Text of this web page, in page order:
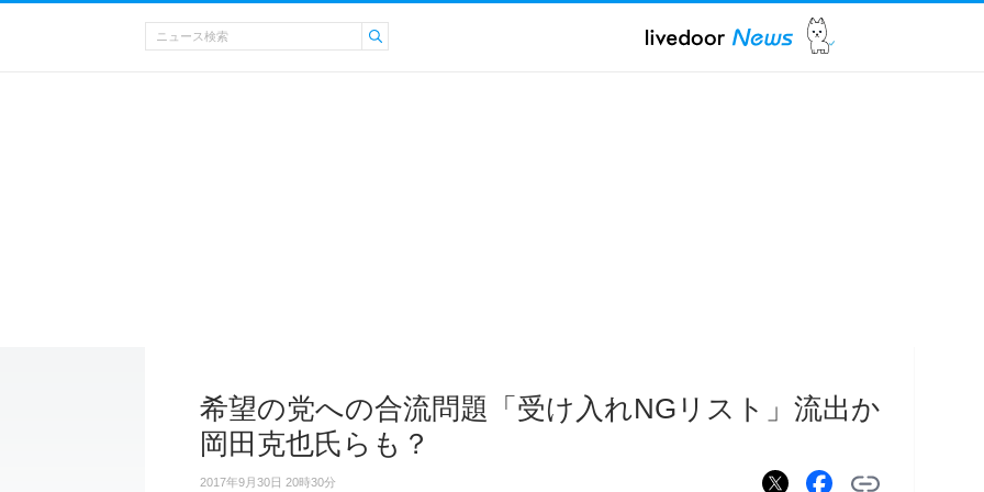
希望の党への合流問題「受け入れNGリスト」流出か
岡田克也氏らも？
2017年9月30日 20時30分